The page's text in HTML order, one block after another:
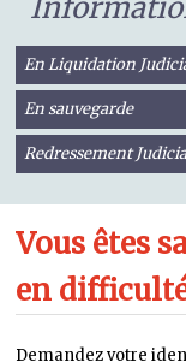
En Liquidation
En sauvegarde
Redressement
Vous êtes
en
Demandez votre